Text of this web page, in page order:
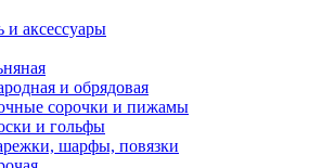
и аксессуары
и обрядовая
сорочки и пижамы
и гольфы
шарфы, повязки